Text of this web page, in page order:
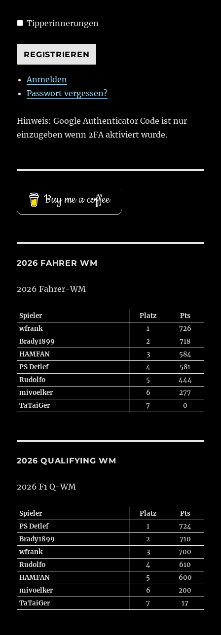
Tipperinnerungen
REGISTRIEREN
Anmelden
Passwort vergessen?
Hinweis: Google Authenticator Code ist nur
einzugeben wenn 2FA aktiviert wurde.
Buy me a coffee
2026 FAHRER WM
2026 Fahrer-WM
Spieler Platz
Pts
wfrank
1
726
Brady1899
2
718
HAMFAN
3
584
PS Detlef
4
581
Rudolfo
5
444
mivoelker
6
277
TaTaiGer
7 0
2026 QUALIFYING WM
2026 F1 Q-WM
Spieler Platz
Pts
PS Detlef
1
724
Brady1899
2
710
wfrank
3
700
Rudolfo
4
610
HAMFAN
5
600
mivoelker
6
200
TaTaiGer
7 17